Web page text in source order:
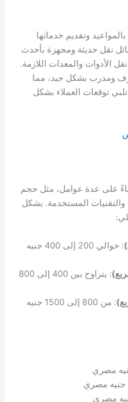
وتقديم خدماتها
نقل حديثة ومجهزة بأحدث
الأدوات والمعدات اللازمة.
ومدرب بشكل جيد، مما
توقعات العملاء بشكل
على عدة عوامل، مثل حجم
المستخدمة. بشكل
: حوالي 200 إلى 400 جنيه
: يتراوح بين 400 إلى 800
: من 800 إلى 1500 جنيه